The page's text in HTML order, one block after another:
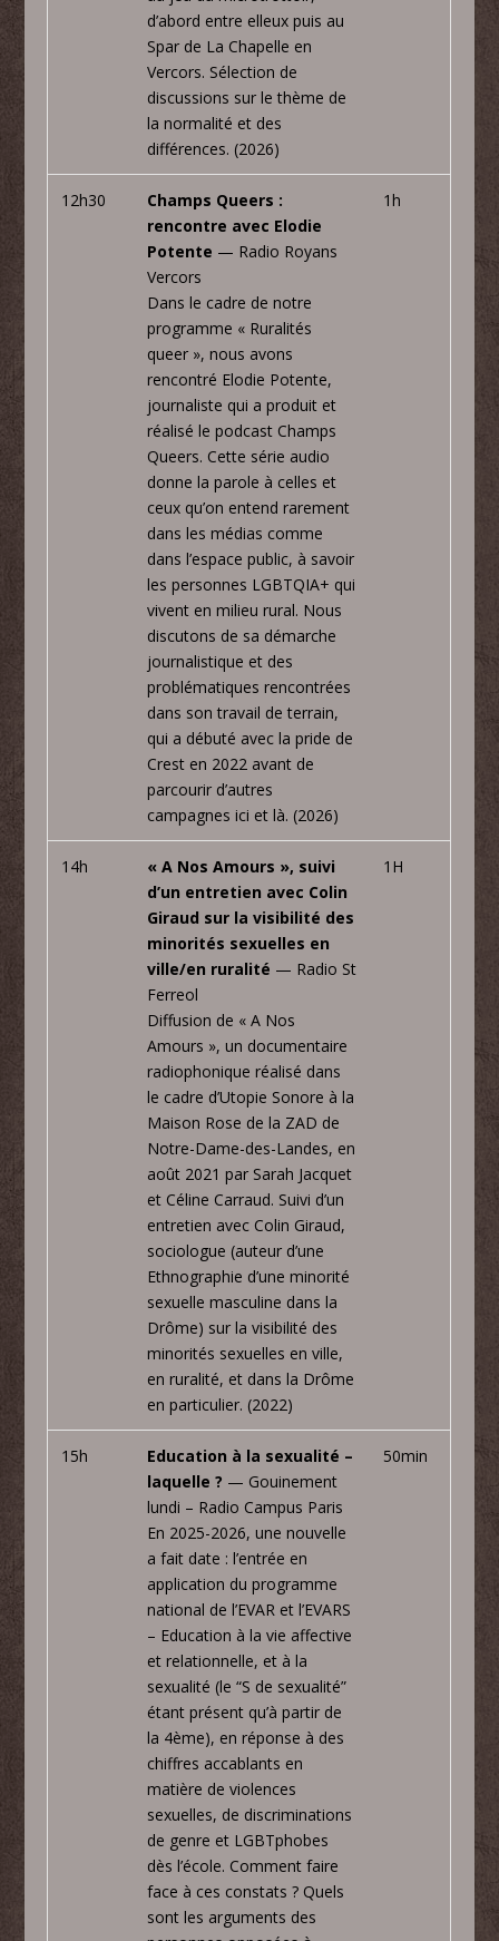
d’abord entre elleux puis au
Spar de La Chapelle en
Vercors. Sélection de
discussions sur le thème de
la normalité et des
différences. (2026)
12h30
Champs Queers :
rencontre avec Elodie
Potente — Radio Royans
Vercors
Dans le cadre de notre
programme « Ruralités
queer », nous avons
rencontré Elodie Potente,
journaliste qui a produit et
réalisé le podcast Champs
Queers. Cette série audio
donne la parole à celles et
ceux qu’on entend rarement
dans les médias comme
dans l’espace public, à savoir
les personnes LGBTQIA+ qui
vivent en milieu rural. Nous
discutons de sa démarche
journalistique et des
problématiques rencontrées
dans son travail de terrain,
qui a débuté avec la pride de
Crest en 2022 avant de
parcourir d’autres
campagnes ici et là. (2026)
1h
14h
« A Nos Amours », suivi
d’un entretien avec Colin
Giraud sur la visibilité des
minorités sexuelles en
ville/en ruralité — Radio St
Ferreol
Diffusion de « A Nos
Amours », un documentaire
radiophonique réalisé dans
le cadre d’Utopie Sonore à la
Maison Rose de la ZAD de
Notre-Dame-des-Landes, en
août 2021 par Sarah Jacquet
et Céline Carraud. Suivi d’un
entretien avec Colin Giraud,
sociologue (auteur d’une
Ethnographie d’une minorité
sexuelle masculine dans la
Drôme) sur la visibilité des
minorités sexuelles en ville,
en ruralité, et dans la Drôme
en particulier. (2022)
1H
15h
Education à la sexualité –
laquelle ? — Gouinement
lundi – Radio Campus Paris
En 2025-2026, une nouvelle
a fait date : l’entrée en
application du programme
national de l’EVAR et l’EVARS
– Education à la vie affective
et relationnelle, et à la
sexualité (le “S de sexualité”
étant présent qu’à partir de
la 4ème), en réponse à des
chiffres accablants en
matière de violences
sexuelles, de discriminations
de genre et LGBTphobes
dès l’école. Comment faire
face à ces constats ? Quels
sont les arguments des
50min